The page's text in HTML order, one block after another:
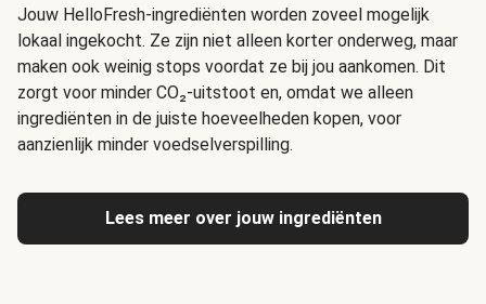
Jouw HelloFresh-ingrediënten worden zoveel mogelijk
lokaal ingekocht. Ze zijn niet alleen korter onderweg, maar
maken ook weinig stops voordat ze bij jou aankomen. Dit
zorgt voor minder CO₂-uitstoot en, omdat we alleen
ingrediënten in de juiste hoeveelheden kopen, voor
aanzienlijk minder voedselverspilling.
Lees meer over jouw ingrediënten